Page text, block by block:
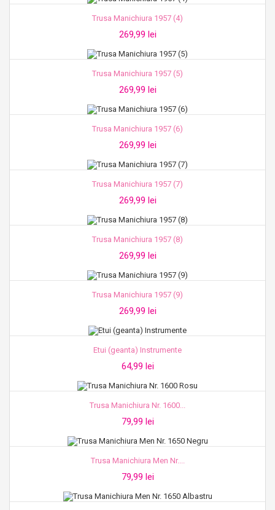
Trusa Manichiura 1957 (4)
269,99 lei
Trusa Manichiura 1957 (5)
269,99 lei
Trusa Manichiura 1957 (6)
269,99 lei
Trusa Manichiura 1957 (7)
269,99 lei
Trusa Manichiura 1957 (8)
269,99 lei
Trusa Manichiura 1957 (9)
269,99 lei
Etui (geanta) Instrumente
64,99 lei
Trusa Manichiura Nr. 1600...
79,99 lei
Trusa Manichiura Men Nr....
79,99 lei